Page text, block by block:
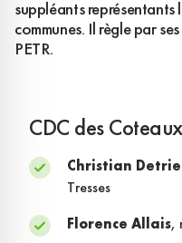
suppléants représentants
communes. Il règle par
PETR.
CDC des
Christian
Tresses
Florence Allais,